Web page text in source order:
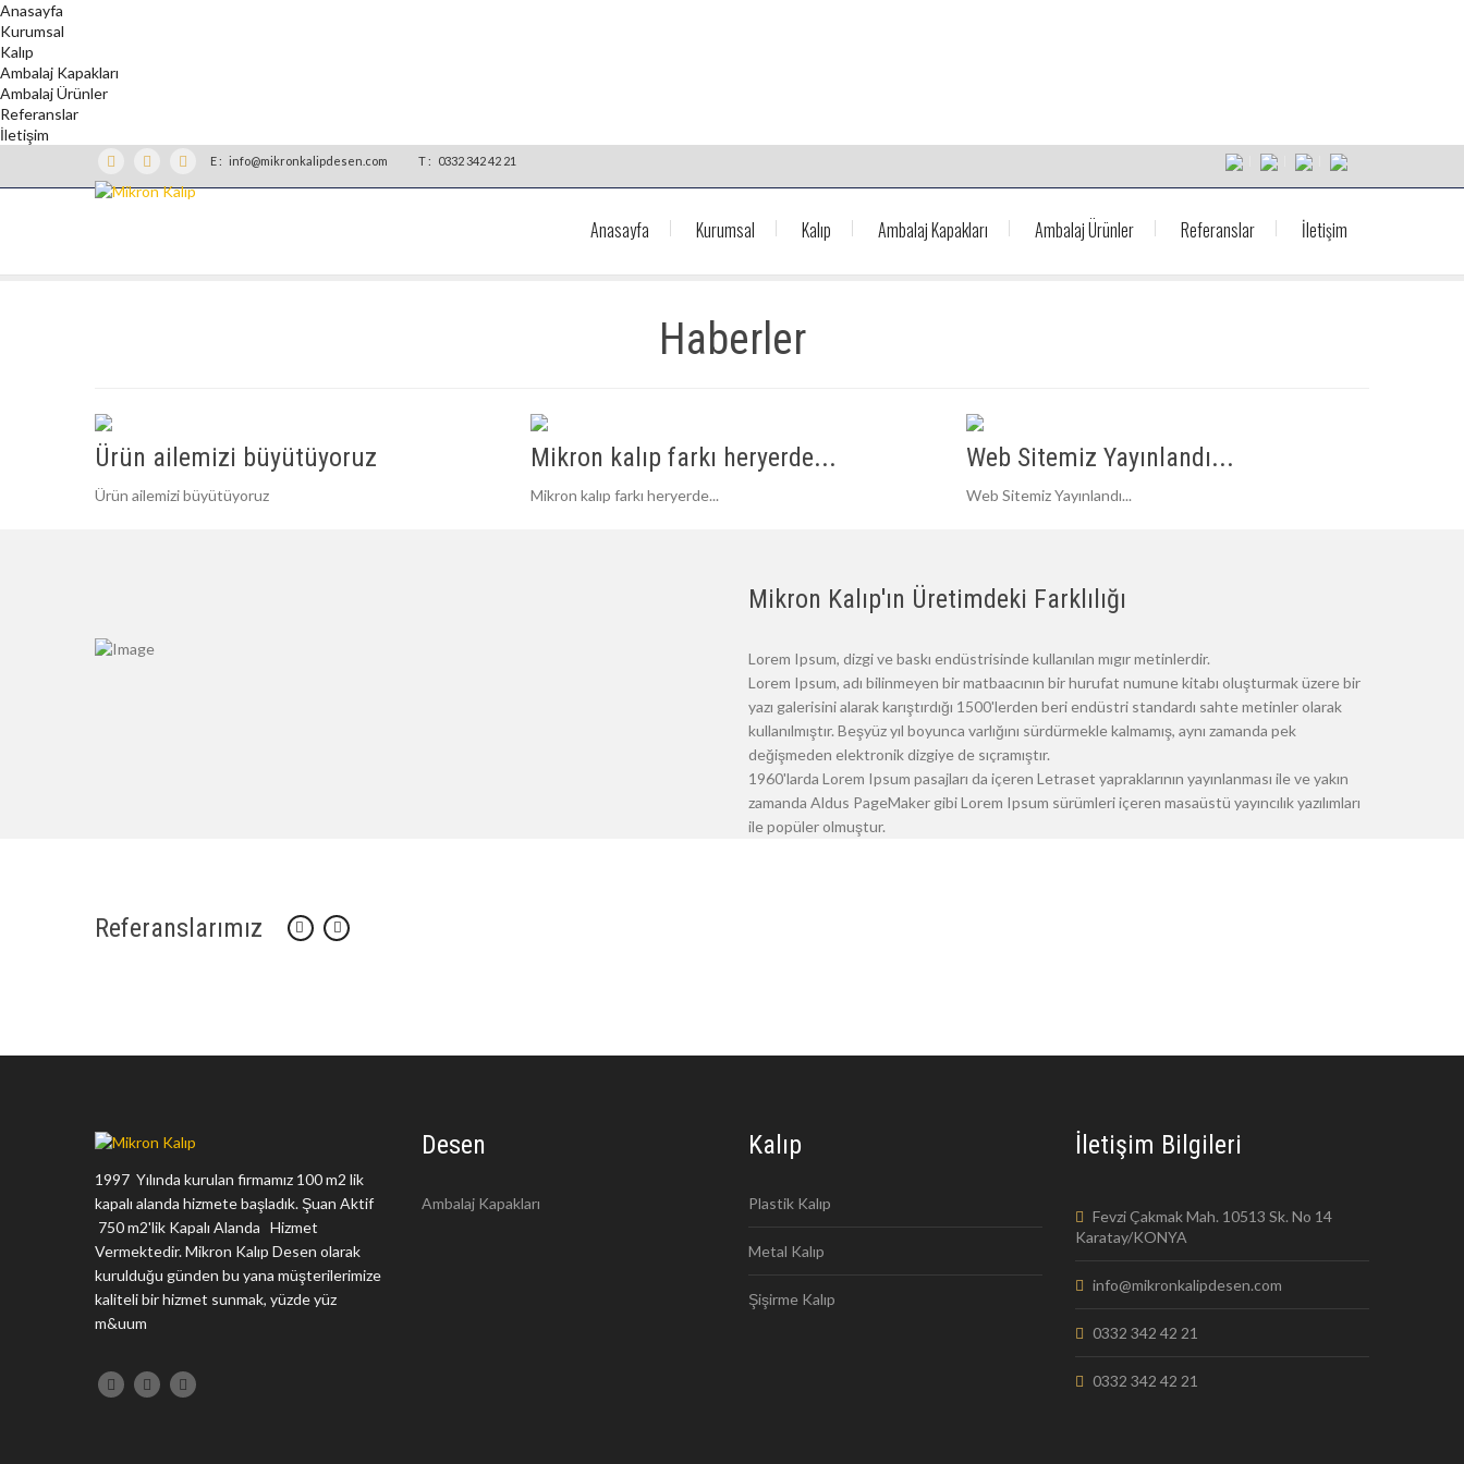
Anasayfa
Kurumsal
Kalıp
Ambalaj Kapakları
Ambalaj Ürünler
Referanslar
İletişim
E : info@mikronkalipdesen.com T : 0332 342 42 21
Anasayfa Kurumsal Kalıp Ambalaj Kapakları Ambalaj Ürünler Referanslar İletişim
Haberler
Ürün ailemizi büyütüyoruz
Ürün ailemizi büyütüyoruz
Mikron kalıp farkı heryerde...
Mikron kalıp farkı heryerde...
Web Sitemiz Yayınlandı...
Web Sitemiz Yayınlandı...
Mikron Kalıp'ın Üretimdeki Farklılığı
Lorem Ipsum, dizgi ve baskı endüstrisinde kullanılan mıgır metinlerdir.
Lorem Ipsum, adı bilinmeyen bir matbaacının bir hurufat numune kitabı oluşturmak üzere bir
yazı galerisini alarak karıştırdığı 1500'lerden beri endüstri standardı sahte metinler olarak
kullanılmıştır. Beşyüz yıl boyunca varlığını sürdürmekle kalmamış, aynı zamanda pek
değişmeden elektronik dizgiye de sıçramıştır.
1960'larda Lorem Ipsum pasajları da içeren Letraset yapraklarının yayınlanması ile ve yakın
zamanda Aldus PageMaker gibi Lorem Ipsum sürümleri içeren masaüstü yayıncılık yazılımları
ile popüler olmuştur.
Referanslarımız
1997 Yılında kurulan firmamız 100 m2 lik
kapalı alanda hizmete başladık. Şuan Aktif
750 m2'lik Kapalı Alanda Hizmet
Vermektedir. Mikron Kalıp Desen olarak
kurulduğu günden bu yana müşterilerimize
kaliteli bir hizmet sunmak, yüzde yüz
m&uum
Desen
Ambalaj Kapakları
Kalıp
Plastik Kalıp
Metal Kalıp
Şişirme Kalıp
İletişim Bilgileri
Fevzi Çakmak Mah. 10513 Sk. No 14
Karatay/KONYA
info@mikronkalipdesen.com
0332 342 42 21
0332 342 42 21